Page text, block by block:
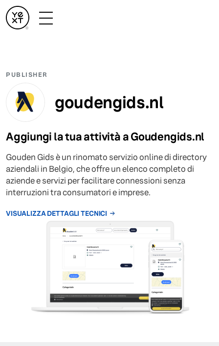
PUBLISHER
goudengids.nl
Aggiungi la tua attività a Goudengids.nl
Gouden Gids è un rinomato servizio online di directory
aziendali in Belgio, che offre un elenco completo di
aziende e servizi per facilitare connessioni senza
interruzioni tra consumatori e imprese.
VISUALIZZA DETTAGLI TECNICI